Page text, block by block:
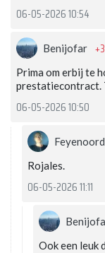
06-05-2026 10:54
Benijofar
Prima om erbij te
prestatiecontract.
06-05-2026 10:50
Rojales.
06-05-2026 11:11
Ook een leuk